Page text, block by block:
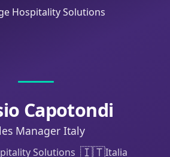
Capotondi
Manager Italy
Solutions 🇮🇹Italia